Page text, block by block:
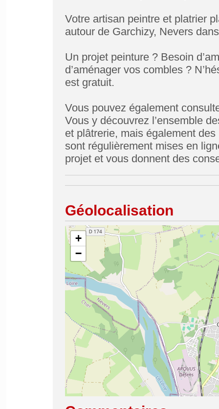
Votre artisan peintre et platrier
autour de Garchizy, Nevers
Un projet peinture ? Besoin
d’aménager vos combles ?
est gratuit.
Vous pouvez également
Vous y découvrez l’ensemble
et plâtrerie, mais également
sont régulièrement mises en
projet et vous donnent des
Géolocalisation
+
−